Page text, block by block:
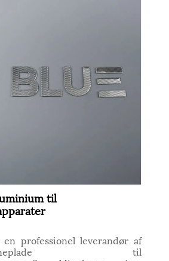
til
professionel leverandør af
til